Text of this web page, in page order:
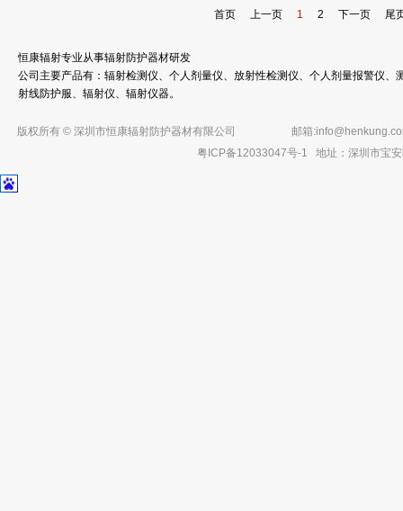
首页 上一页 1 2 下一页 尾
恒康辐射专业从事辐射防护器材研发
公司主要产品有：辐射检测仪、个人剂量仪、放射性检测仪、个人剂量报警仪
射线防护服、辐射仪、辐射仪器。
版权所有 © 深圳市恒康辐射防护器材有限公司 邮箱:
粤ICP备12033047号-1 地址：深圳市宝